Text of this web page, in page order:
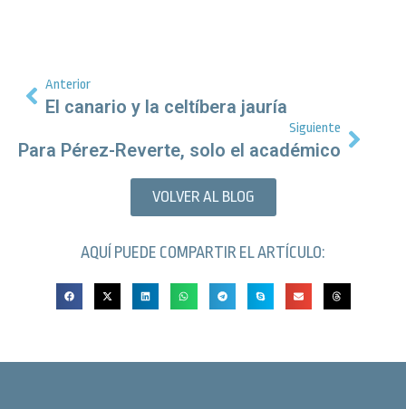
Anterior
El canario y la celtíbera jauría
Siguiente
Para Pérez-Reverte, solo el académico
VOLVER AL BLOG
AQUÍ PUEDE COMPARTIR EL ARTÍCULO: